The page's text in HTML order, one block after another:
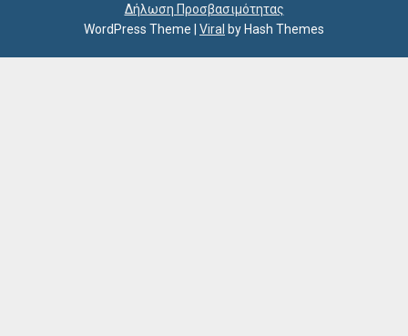
Δήλωση Προσβασιμότητας
WordPress Theme
Viral by Hash Themes